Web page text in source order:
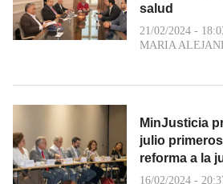
salud
21/02/2024 -
MARIA
MinJusticia
julio
reforma a la
16/02/2024 -